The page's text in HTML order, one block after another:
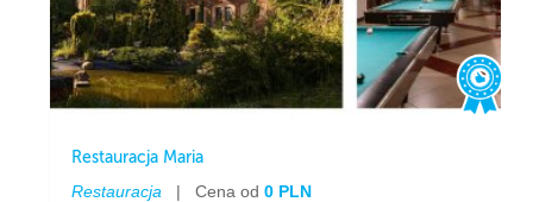
Restauracja Maria
Restauracja | Cena od0 PLN